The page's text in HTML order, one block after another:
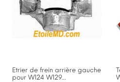
Etrier de frein arrière gauche
pour W124 W129...